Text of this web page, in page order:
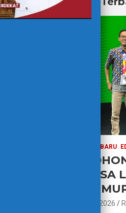
BERITA TERBARU
PAK
BAHASA
PARA
7 Agustus 2026